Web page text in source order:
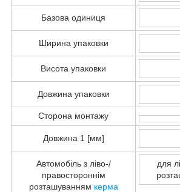
Базова одиниця
Ширина упаковки
Висота упаковки
Довжина упаковки
Сторона монтажу
Довжина 1 [мм]
Автомобіль з ліво-/
правостороннім
розташуванням керма
для